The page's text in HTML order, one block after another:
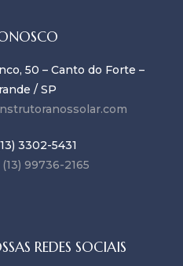
50 – Canto do Forte –
/ SP
3302-5431
99736-2165
REDES SOCIAIS